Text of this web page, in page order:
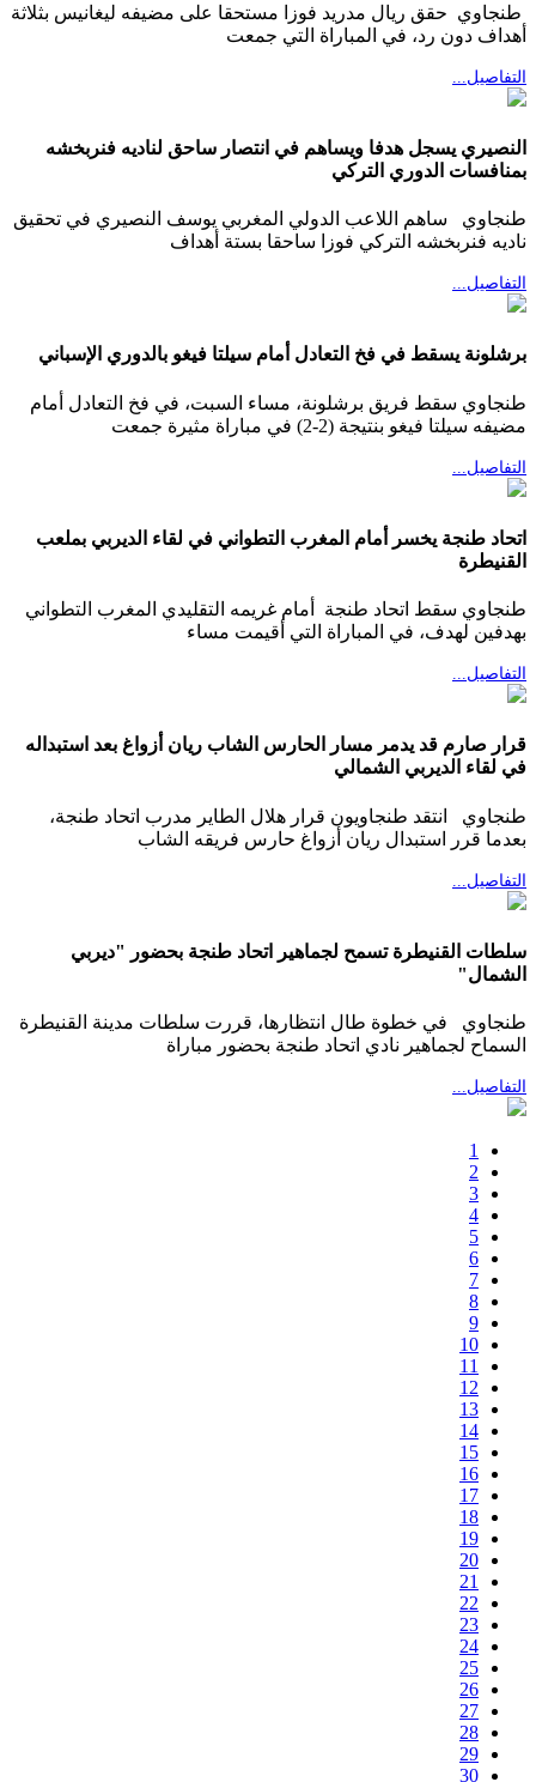
طنجاوي حقق ريال مدريد فوزا مستحقا على مضيفه ليغانيس بثلاثة
أهداف دون رد، في المباراة التي جمعت
التفاصيل...
النصيري يسجل هدفا ويساهم في انتصار ساحق لناديه فنربخشه
بمنافسات الدوري التركي
طنجاوي ساهم اللاعب الدولي المغربي يوسف النصيري في تحقيق
ناديه فنربخشه التركي فوزا ساحقا بستة أهداف
التفاصيل...
برشلونة يسقط في فخ التعادل أمام سيلتا فيغو بالدوري الإسباني
طنجاوي سقط فريق برشلونة، مساء السبت، في فخ التعادل أمام
مضيفه سيلتا فيغو بنتيجة (2-2) في مباراة مثيرة جمعت
التفاصيل...
اتحاد طنجة يخسر أمام المغرب التطواني في لقاء الديربي بملعب
القنيطرة
طنجاوي سقط اتحاد طنجة أمام غريمه التقليدي المغرب التطواني
بهدفين لهدف، في المباراة التي أقيمت مساء
التفاصيل...
قرار صارم قد يدمر مسار الحارس الشاب ريان أزواغ بعد استبداله
في لقاء الديربي الشمالي
طنجاوي انتقد طنجاويون قرار هلال الطاير مدرب اتحاد طنجة،
بعدما قرر استبدال ريان أزواغ حارس فريقه الشاب
التفاصيل...
سلطات القنيطرة تسمح لجماهير اتحاد طنجة بحضور "ديربي
الشمال"
طنجاوي في خطوة طال انتظارها، قررت سلطات مدينة القنيطرة
السماح لجماهير نادي اتحاد طنجة بحضور مباراة
التفاصيل...
1
2
3
4
5
6
7
8
9
10
11
12
13
14
15
16
17
18
19
20
21
22
23
24
25
26
27
28
29
30